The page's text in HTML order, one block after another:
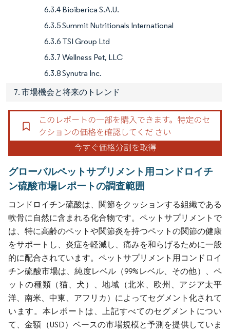
6.3.4 Bioiberica S.A.U.
6.3.5 Summit Nutritionals International
6.3.6 TSI Group Ltd
6.3.7 Wellness Pet, LLC
6.3.8 Synutra Inc.
7. 市場機会と将来のトレンド
グローバルペットサプリメント用コンドロイチ
ン硫酸市場レポートの調査範囲
コンドロイチン硫酸は、関節をクッションする組織である
軟骨に自然に含まれる化合物です。ペットサプリメントで
は、特に高齢のペットや関節炎を持つペットの関節の健康
をサポートし、炎症を軽減し、痛みを和らげるために一般
的に配合されています。ペットサプリメント用コンドロイ
チン硫酸市場は、純度レベル（99%レベル、その他）、ペ
ットの種類（猫、犬）、地域（北米、欧州、アジア太平
洋、南米、中東、アフリカ）によってセグメント化されて
います。本レポートは、上記すべてのセグメントについ
て、金額（USD）ベースの市場規模と予測を提供していま